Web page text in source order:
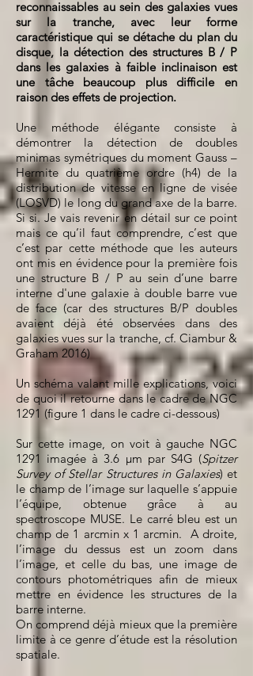
reconnaissables au sein des galaxies vues
sur la tranche, avec leur forme
caractéristique qui se détache du plan du
disque, la détection des structures B / P
dans les galaxies à faible inclinaison est
une tâche beaucoup plus difficile en
raison des effets de projection.
Une méthode élégante consiste à
démontrer la détection de doubles
minimas symétriques du moment Gauss –
Hermite du quatrième ordre (h4) de la
distribution de vitesse en ligne de visée
(LOSVD) le long du grand axe de la barre.
Si si. Je vais revenir en détail sur ce point
mais ce qu’il faut comprendre, c’est que
c’est par cette méthode que les auteurs
ont mis en évidence pour la première fois
une structure B / P au sein d’une barre
interne d'une galaxie à double barre vue
de face (car des structures B/P doubles
avaient déjà été observées dans des
galaxies vues sur la tranche, cf. Ciambur &
Graham 2016)
Un schéma valant mille explications, voici
de quoi il retourne dans le cadre de NGC
1291 (figure 1 dans le cadre ci-dessous)
Sur cette image, on voit à gauche NGC
1291 imagée à 3.6 µm par S4G (Spitzer
Survey of Stellar Structures in Galaxies) et
le champ de l’image sur laquelle s’appuie
l’équipe, obtenue grâce à au
spectroscope MUSE. Le carré bleu est un
champ de 1 arcmin x 1 arcmin. A droite,
l’image du dessus est un zoom dans
l’image, et celle du bas, une image de
contours photométriques afin de mieux
mettre en évidence les structures de la
barre interne.
On comprend déjà mieux que la première
limite à ce genre d’étude est la résolution
spatiale.